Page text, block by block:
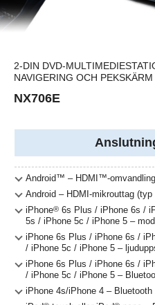
2-DIN DVD-
NAVIGERING OCH
NX706E
Android™ – HDMI™-
Android – HDMI-mikrouttag (typ
iPhone® 6s Plus / iPhone 6s /
5s / iPhone 5c / iPhone 5 –
iPhone 6s Plus / iPhone 6s /
/ iPhone 5c / iPhone 5 –
iPhone 6s Plus / iPhone 6s /
/ iPhone 5c / iPhone 5 –
iPhone 4s/iPhone 4 – Bluetooth